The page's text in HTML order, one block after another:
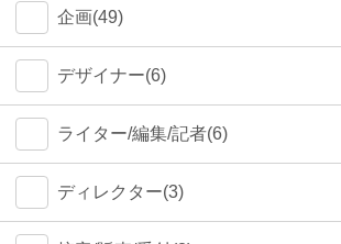
企画(49)
デザイナー(6)
ライター/編集/記者(6)
ディレクター(3)